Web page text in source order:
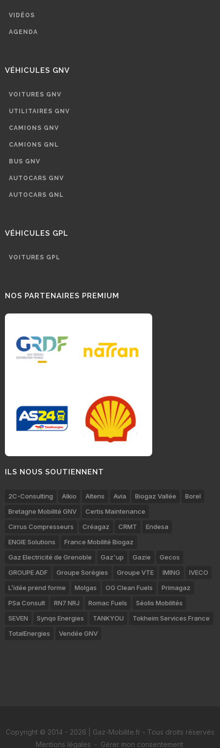
VIDÉOS
AGENDA
VÉHICULES GNV
VOITURES GNV
UTILITAIRES GNV
CAMIONS GNV
CAMIONS GNL
BUS GNV
AUTOCARS GNV
AUTOCARS GNL
VÉHICULES GPL
VOITURES GPL
NOS PARTENAIRES PREMIUM
ILS NOUS SOUTIENNENT
2C-Consulting Alkio Altens Avia Biogaz Vallée
Borel
Bretagne Mobilité GNV
Certis Maintenance
Cirrus Compresseurs
Créagaz CRMT
Endesa
ENGIE Solutions
France Mobilité Biogaz
Gaz Electricité de Grenoble
Gaz'up Gazie
Gecos
GROUPE ADF
Groupe Sorégies Groupe VTE IMING
IVECO
L’idée prend forme
Molgas OG Clean Fuels
Primagaz
PSa Consult
RN7 NRJ Romac Fuels
Séolis Mobilités
SEVEN
Synqo Energies TANKYOU
Tokheim Services France
TotalEnergies
Vendée GNV
Copyright © 2014 - 2026 | Gaz-Mobilite.fr - Tous droits réservés
Mentions légales - Gérer mon consentement